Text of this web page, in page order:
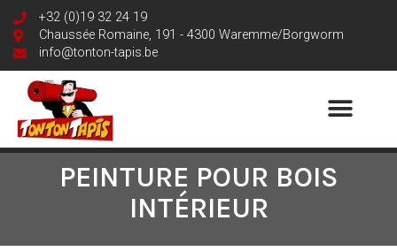
+32 (0)19 32 24 19
Chaussée Romaine, 191 - 4300 Waremme/Borgworm
info@tonton-tapis.be
PEINTURE POUR BOIS
INTÉRIEUR